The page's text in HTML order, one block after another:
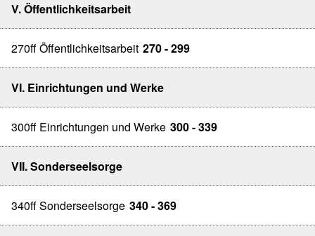
V. Öffentlichkeitsarbeit
270ff Öffentlichkeitsarbeit 270 - 299
VI. Einrichtungen und Werke
300ff Einrichtungen und Werke 300 - 339
VII. Sonderseelsorge
340ff Sonderseelsorge 340 - 369